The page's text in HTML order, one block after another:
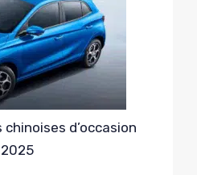
d’occasion